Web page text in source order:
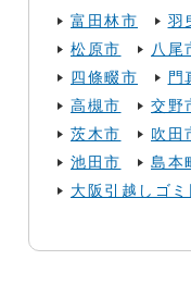
富田林市
羽
松原市
八尾
四條畷市
門
高槻市
交野
茨木市
吹田
池田市
島本
大阪引越しゴ